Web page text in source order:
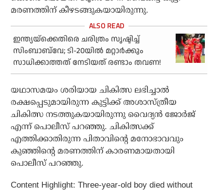
മരണത്തിന് കീഴടങ്ങുകയായിരുന്നു.
ഇന്ത്യയ്‌ക്കെതിരെ ചരിത്രം സൃഷ്ടിച്ച്
സിംബാബ്‌വേ; ടി-20യില്‍ മറ്റാര്‍ക്കും
സാധിക്കാത്തത് നേടിയത് രണ്ടാം തവണ!
യഥാസമയം ശരിയായ ചികിത്സ ലഭിച്ചാല്‍
രക്ഷപ്പെടുമായിരുന്ന കുട്ടിക്ക് അശാസ്ത്രീയ
ചികിത്സ നടത്തുകയായിരുന്നു വൈദ്യന്‍ ജോര്‍ജ്
എന്ന് പൊലീസ് പറഞ്ഞു. ചികിത്സക്ക്
എത്തിക്കാതിരുന്ന പിതാവിന്റെ മനോഭാവവും
കുഞ്ഞിന്റെ മരണത്തിന് കാരണമായതായി
പൊലീസ് പറഞ്ഞു.
Content Highlight: Three-year-old boy died without